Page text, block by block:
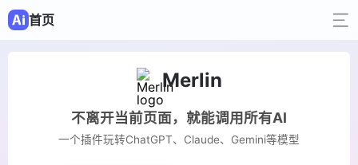
首页
Merlin
不离开当前页面，就能调用所有AI
一个插件玩转ChatGPT、Claude、Gemini等模型